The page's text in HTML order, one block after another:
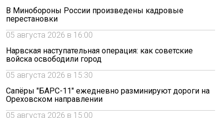
В Минобороны России произведены кадровые
перестановки
05 августа 2026 в 16:00
Нарвская наступательная операция: как советские
войска освободили город
05 августа 2026 в 15:30
Сапёры "БАРС-11" ежедневно разминируют дороги на
Ореховском направлении
05 августа 2026 в 15:00